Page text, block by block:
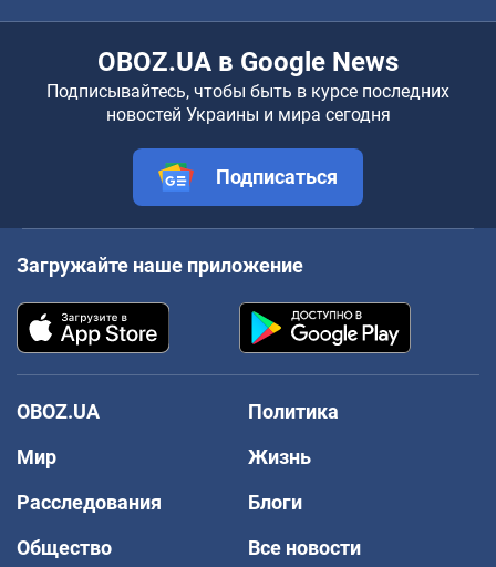
OBOZ.UA в Google News
Подписывайтесь, чтобы быть в курсе последних
новостей Украины и мира сегодня
Подписаться
Загружайте наше приложение
OBOZ.UA
Политика
Мир
Жизнь
Расследования
Блоги
Общество
Все новости